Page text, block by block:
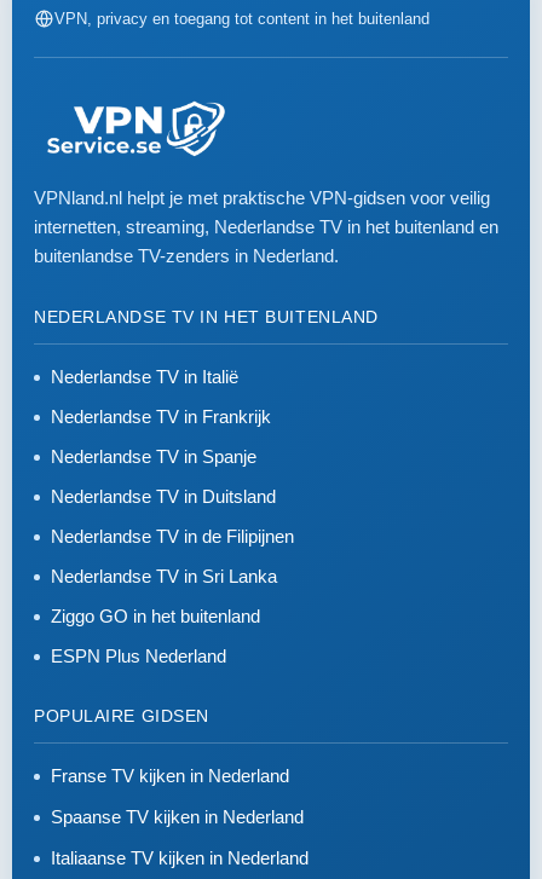
VPN, privacy en toegang tot content in het buitenland
VPNland.nl helpt je met praktische VPN-gidsen voor veilig
internetten, streaming, Nederlandse TV in het buitenland en
buitenlandse TV-zenders in Nederland.
NEDERLANDSE TV IN HET BUITENLAND
Nederlandse TV in Italië
Nederlandse TV in Frankrijk
Nederlandse TV in Spanje
Nederlandse TV in Duitsland
Nederlandse TV in de Filipijnen
Nederlandse TV in Sri Lanka
Ziggo GO in het buitenland
ESPN Plus Nederland
POPULAIRE GIDSEN
Franse TV kijken in Nederland
Spaanse TV kijken in Nederland
Italiaanse TV kijken in Nederland